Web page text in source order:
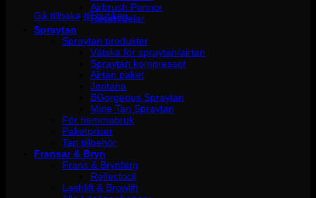
Gå tillbaka till butiken
Airbrush Pennor
Reservdelar
Spraytan
Spraytan produkter
Vätska för spraytan/airtan
Spraytan kompressor
Airtan paket
Jantana
BGorgeous Spraytan
Mine Tan Spraytan
För hemmabruk
Paketpriser
Tan tillbehör
Fransar & Bryn
Frans & Brynfärg
Reflectocil
Lashlift & Browlift